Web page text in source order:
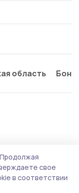
область
Продолжая
свое
в соответствии